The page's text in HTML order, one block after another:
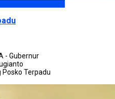
- Gubernur
Terpadu